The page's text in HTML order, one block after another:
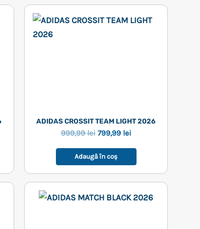
ADIDAS CROSSIT TEAM LIGHT 2026
999,99lei Prețul
a
fost:
799,99 leiPrețul
este:
Adaugă în coș